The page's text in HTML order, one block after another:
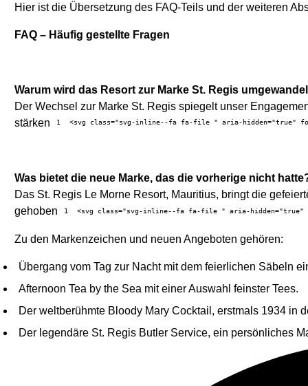
Hier ist die Übersetzung des FAQ-Teils und der weiteren
FAQ – Häufig gestellte Fragen
Warum wird das Resort zur Marke St. Regis
Der Wechsel zur Marke St. Regis spiegelt unser
stärken
1 <svg class="svg-inline--fa fa-file " aria-hidden="true"
Was bietet die neue Marke, das die vorherige nicht
Das St. Regis Le Morne Resort, Mauritius, bringt die
gehoben
1 <svg class="svg-inline--fa fa-file " aria-hidden="true"
Zu den Markenzeichen und neuen Angeboten gehören:
Übergang vom Tag zur Nacht mit dem feierlichen Säbeln
Afternoon Tea by the Sea mit einer Auswahl feinster Tees.
Der weltberühmte Bloody Mary Cocktail, erstmals 1934 in
Der legendäre St. Regis Butler Service, ein persönliches